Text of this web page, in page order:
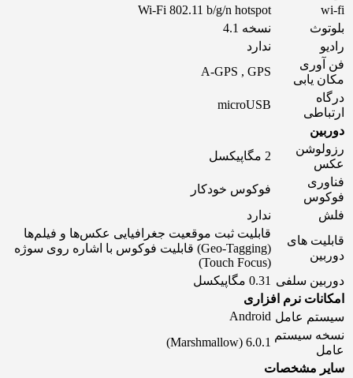
wi-fi
Wi-Fi 802.11 b/g/n hotspot
بلوتوث
نسخه 4.1
رادیو
ندارد
فن آوری
مکان یابی
A-GPS , GPS
درگاه
ارتباطی
microUSB
دوربین
رزولوشن
عکس
2 مگاپیکسل
فناوری
فوکوس
فوکوس خودکار
فلش
ندارد
قابلیت های
دوربین
قابلیت ثبت موقعیت جغرافیایی عکس‌ها و فیلم‌ها
(Geo-Tagging) قابلیت فوکوس با اشاره روی سوژه
(Touch Focus)
دوربین سلفی 0.31 مگاپیکسل
امکانات نرم افزاری
سیستم عامل Android
نسخه سیستم
عامل
6.0.1 (Marshmallow)
سایر مشخصات